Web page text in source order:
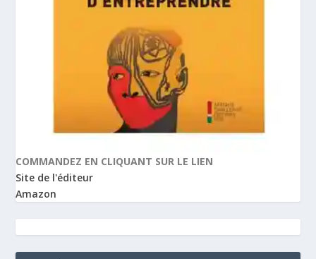
COMMANDEZ EN CLIQUANT SUR LE LIEN
Site de l'éditeur
Amazon